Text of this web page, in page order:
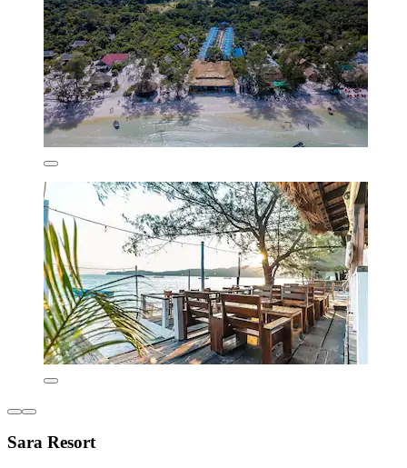
Sara Resort